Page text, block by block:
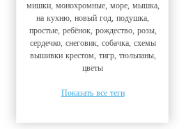
мишки, монохромные, море, мышка,
на кухню, новый год, подушка,
простые, ребёнок, рождество, розы,
сердечко, снеговик, собачка, схемы
вышивки крестом, тигр, тюльпаны,
цветы
Показать все теги